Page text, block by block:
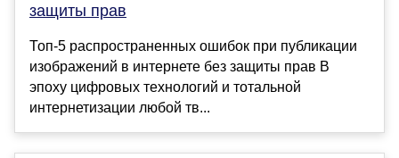
защиты прав
Топ-5 распространенных ошибок при публикации
изображений в интернете без защиты прав В
эпоху цифровых технологий и тотальной
интернетизации любой тв...